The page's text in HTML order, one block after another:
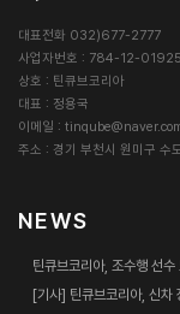
ο 접속 빈도 파악 또는
■ 개인정보의 보유 및 이
원칙적으로, 개인정보 수
파기합니다. 단, 관계법
보존 항목 : 로그인ID , 결
보존 기간 : 3년
대표전화 032)677-2777
사업자번호 : 784-12-01925
상호 : 틴큐브코리아
대표 : 정용국
이메일 :
주소 : 경기 부천시 원미구
NEWS
틴큐브코리아, 조수행 선